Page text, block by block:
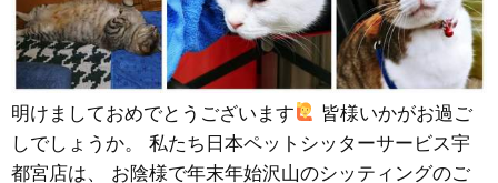
明けましておめでとうございます
皆様いかがお過ご
しでしょうか。 私たち日本ペットシッターサービス宇
都宮店は、 お陰様で年末年始沢山のシッティングのご